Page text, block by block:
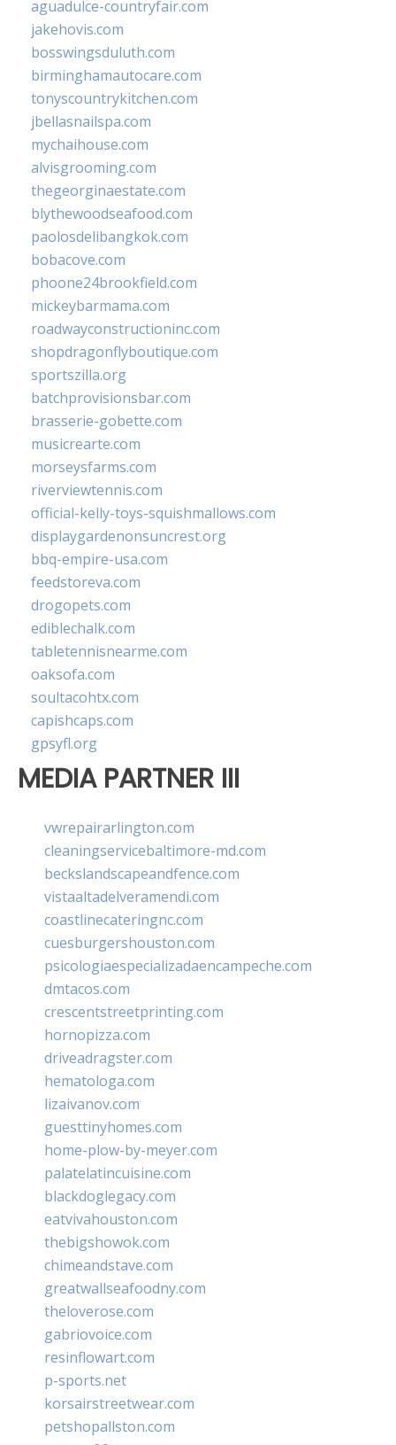
aguadulce-countryfair.com
jakehovis.com
bosswingsduluth.com
birminghamautocare.com
tonyscountrykitchen.com
jbellasnailspa.com
mychaihouse.com
alvisgrooming.com
thegeorginaestate.com
blythewoodseafood.com
paolosdelibangkok.com
bobacove.com
phoone24brookfield.com
mickeybarmama.com
roadwayconstructioninc.com
shopdragonflyboutique.com
sportszilla.org
batchprovisionsbar.com
brasserie-gobette.com
musicrearte.com
morseysfarms.com
riverviewtennis.com
official-kelly-toys-squishmallows.com
displaygardenonsuncrest.org
bbq-empire-usa.com
feedstoreva.com
drogopets.com
ediblechalk.com
tabletennisnearme.com
oaksofa.com
soultacohtx.com
capishcaps.com
gpsyfl.org
MEDIA PARTNER III
vwrepairarlington.com
cleaningservicebaltimore-md.com
beckslandscapeandfence.com
vistaaltadelveramendi.com
coastlinecateringnc.com
cuesburgershouston.com
psicologiaespecializadaencampeche.com
dmtacos.com
crescentstreetprinting.com
hornopizza.com
driveadragster.com
hematologa.com
lizaivanov.com
guesttinyhomes.com
home-plow-by-meyer.com
palatelatincuisine.com
blackdoglegacy.com
eatvivahouston.com
thebigshowok.com
chimeandstave.com
greatwallseafoodny.com
theloverose.com
gabriovoice.com
resinflowart.com
p-sports.net
korsairstreetwear.com
petshopallston.com